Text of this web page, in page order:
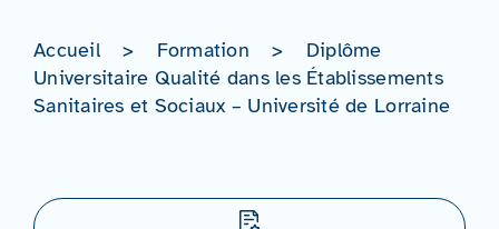
Accueil > Formation >
Diplôme
Universitaire Qualité dans les Établissements
Sanitaires et Sociaux – Université de Lorraine